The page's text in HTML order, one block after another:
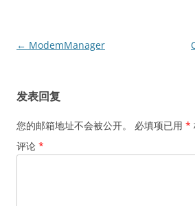
文
航
← ModemManager
发表回复
您的邮箱地址不会被公开。 必填项已用 *
评论 *